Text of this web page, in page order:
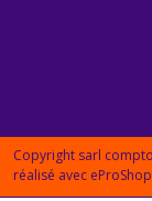
Copyright sarl
réalisé avec